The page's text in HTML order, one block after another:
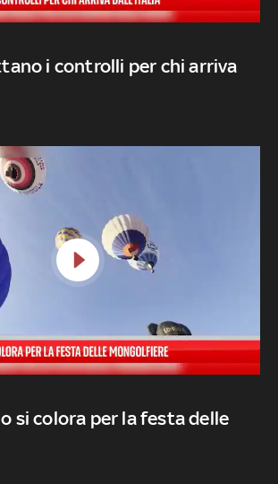
i controlli per chi arriva
si colora per la festa delle